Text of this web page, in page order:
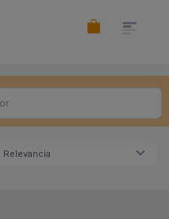
Relevancia